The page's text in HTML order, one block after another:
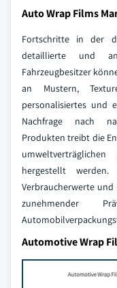
Auto Wrap Films
Fortschritte in der
detaillierte und
Fahrzeugbesitzer
an Mustern,
personalisiertes und
Nachfrage nach
Produkten treibt die
hergestellt
Verbraucherwerte
zunehmender
Automotive Wrap